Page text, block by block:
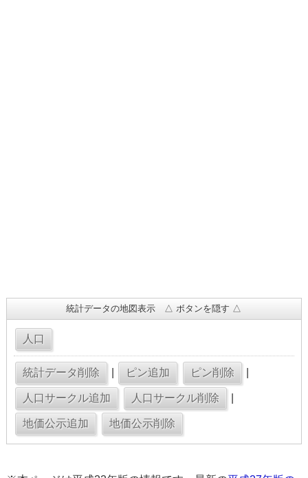
統計データの地図表示 △ ボタンを隠す △